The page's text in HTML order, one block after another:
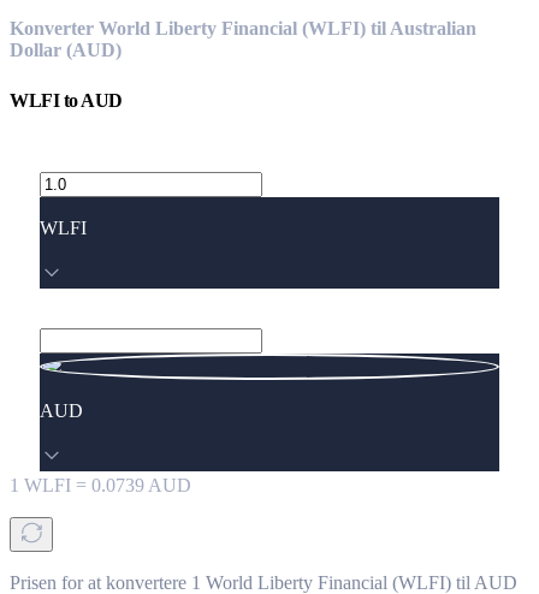
Konverter World Liberty Financial (WLFI) til Australian
Dollar (AUD)
WLFItoAUD
WLFI
AUD
1 WLFI = 0.0739 AUD
Prisen for at konvertere 1 World Liberty Financial (WLFI) til AUD